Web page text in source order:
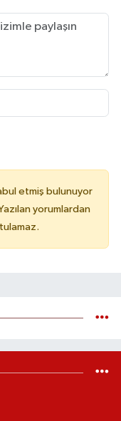
etmiş bulunuyor
yorumlardan